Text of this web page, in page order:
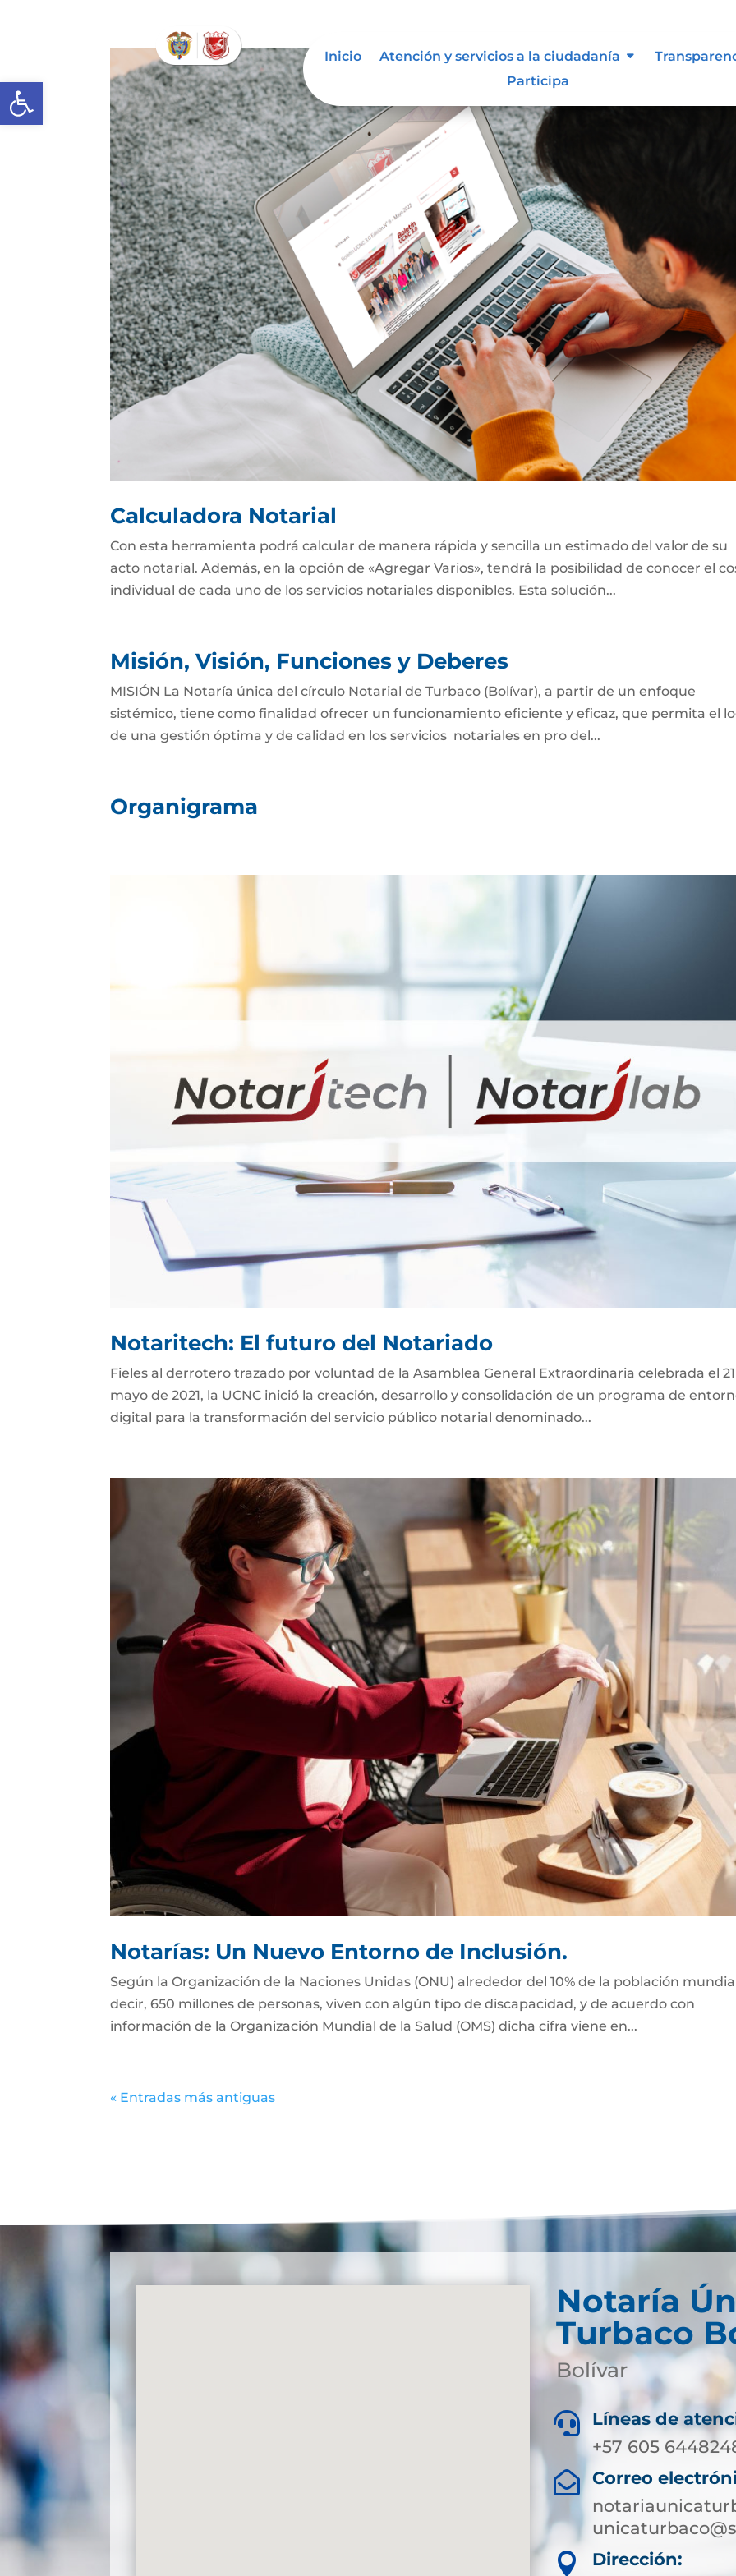
Abrir barra de herramientas
Inicio Atención y servicios a la ciudadanía
Participa
Calculadora Notarial
Con esta herramienta podrá calcular de manera rápida y sencilla un estimado del valor de su
acto notarial. Además, en la opción de «Agregar Varios», tendrá la posibilidad de conocer el
individual de cada uno de los servicios notariales disponibles. Esta solución...
Misión, Visión, Funciones y Deberes
MISIÓN La Notaría única del círculo Notarial de Turbaco (Bolívar), a partir de un enfoque
sistémico, tiene como finalidad ofrecer un funcionamiento eficiente y eficaz, que permita el
de una gestión óptima y de calidad en los servicios notariales en pro del...
Organigrama
Notaritech: El futuro del Notariado
Fieles al derrotero trazado por voluntad de la Asamblea General Extraordinaria celebrada el
mayo de 2021, la UCNC inició la creación, desarrollo y consolidación de un programa de
digital para la transformación del servicio público notarial denominado...
Notarías: Un Nuevo Entorno de Inclusión.
Según la Organización de la Naciones Unidas (ONU) alrededor del 10% de la población
decir, 650 millones de personas, viven con algún tipo de discapacidad, y de acuerdo con
información de la Organización Mundial de la Salud (OMS) dicha cifra viene en...
« Entradas más antiguas
Notaría
Turbaco
Bolívar

Líneas de
+57 605

Correo
 Dirección: